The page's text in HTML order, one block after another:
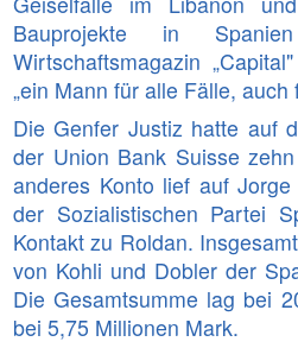
Bauprojekte in
Wirtschaftsmagazin
„ein Mann für alle Fälle,
Die Genfer Justiz hatte auf
der Union Bank Suisse
anderes Konto lief auf
der Sozialistischen Partei
Kontakt zu Roldan.
von Kohli und Dobler der
Die Gesamtsumme lag bei
bei 5,75 Millionen Mark.